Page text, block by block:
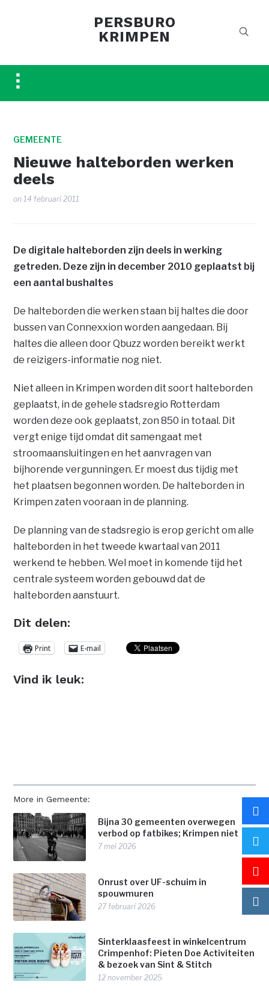
PERSBURO
KRIMPEN
Toggle
sidebar
GEMEENTE
Nieuwe halteborden werken
deels
on14 februari 2011
More in Gemeente:
Bijna 30 gemeenten overwegen
verbod op fatbikes; Krimpen niet
7 mei 2026
Onrust over UF-schuim in
spouwmuren
27 februari 2026
Sinterklaasfeest in winkelcentrum
Crimpenhof: Pieten Doe Activiteiten
& bezoek van Sint & Stitch
12 november 2025
De digitale halteborden zijn deels in werking
getreden. Deze zijn in december 2010 geplaatst bij
een aantal bushaltes
De halteborden die werken staan bij haltes die door
bussen van Connexxion worden aangedaan. Bij
haltes die alleen door Qbuzz worden bereikt werkt
de reizigers-informatie nog niet.
Niet alleen in Krimpen worden dit soort halteborden
geplaatst, in de gehele stadsregio Rotterdam
worden deze ook geplaatst, zon 850 in totaal. Dit
vergt enige tijd omdat dit samengaat met
stroomaansluitingen en het aanvragen van
bijhorende vergunningen. Er moest dus tijdig met
het plaatsen begonnen worden. De halteborden in
Krimpen zaten vooraan in de planning.
De planning van de stadsregio is erop gericht om alle
halteborden in het tweede kwartaal van 2011
werkend te hebben. Wel moet in komende tijd het
centrale systeem worden gebouwd dat de
halteborden aanstuurt.
Dit delen:
Print E-mail
Vind ik leuk: